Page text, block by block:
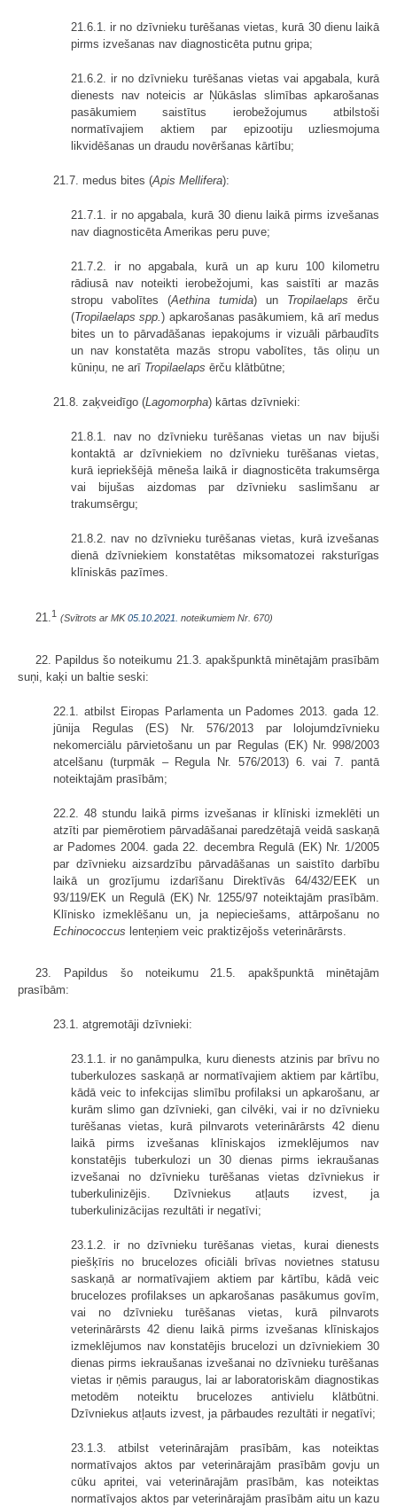
21.6.1. ir no dzīvnieku turēšanas vietas, kurā 30 dienu laikā
pirms izvešanas nav diagnosticēta putnu gripa;
21.6.2. ir no dzīvnieku turēšanas vietas vai apgabala, kurā
dienests nav noteicis ar Ņūkāslas slimības apkarošanas
pasākumiem saistītus ierobežojumus atbilstoši
normatīvajiem aktiem par epizootiju uzliesmojuma
likvidēšanas un draudu novēršanas kārtību;
21.7. medus bites (Apis Mellifera):
21.7.1. ir no apgabala, kurā 30 dienu laikā pirms izvešanas
nav diagnosticēta Amerikas peru puve;
21.7.2. ir no apgabala, kurā un ap kuru 100 kilometru
rādiusā nav noteikti ierobežojumi, kas saistīti ar mazās
stropu vabolītes (Aethina tumida) un Tropilaelaps ērču
(Tropilaelaps spp.) apkarošanas pasākumiem, kā arī medus
bites un to pārvadāšanas iepakojums ir vizuāli pārbaudīts
un nav konstatēta mazās stropu vabolītes, tās oliņu un
kūniņu, ne arī Tropilaelaps ērču klātbūtne;
21.8. zaķveidīgo (Lagomorpha) kārtas dzīvnieki:
21.8.1. nav no dzīvnieku turēšanas vietas un nav bijuši
kontaktā ar dzīvniekiem no dzīvnieku turēšanas vietas,
kurā iepriekšējā mēneša laikā ir diagnosticēta trakumsērga
vai bijušas aizdomas par dzīvnieku saslimšanu ar
trakumsērgu;
21.8.2. nav no dzīvnieku turēšanas vietas, kurā izvešanas
dienā dzīvniekiem konstatētas miksomatozei raksturīgas
klīniskās pazīmes.
21. 1 (Svītrots ar MK05.10.2021. noteikumiem Nr. 670)
22. Papildus šo noteikumu 21.3. apakšpunktā minētajām prasībām
suņi, kaķi un baltie seski:
22.1. atbilst Eiropas Parlamenta un Padomes 2013. gada 12.
jūnija Regulas (ES) Nr. 576/2013 par lolojumdzīvnieku
nekomerciālu pārvietošanu un par Regulas (EK) Nr. 998/2003
atcelšanu (turpmāk – Regula Nr. 576/2013) 6. vai 7. pantā
noteiktajām prasībām;
22.2. 48 stundu laikā pirms izvešanas ir klīniski izmeklēti un
atzīti par piemērotiem pārvadāšanai paredzētajā veidā saskaņā
ar Padomes 2004. gada 22. decembra Regulā (EK) Nr. 1/2005
par dzīvnieku aizsardzību pārvadāšanas un saistīto darbību
laikā un grozījumu izdarīšanu Direktīvās 64/432/EEK un
93/119/EK un Regulā (EK) Nr. 1255/97 noteiktajām prasībām.
Klīnisko izmeklēšanu un, ja nepieciešams, attārpošanu no
Echinococcus lenteņiem veic praktizējošs veterinārārsts.
23. Papildus šo noteikumu 21.5. apakšpunktā minētajām
prasībām:
23.1. atgremotāji dzīvnieki:
23.1.1. ir no ganāmpulka, kuru dienests atzinis par brīvu no
tuberkulozes saskaņā ar normatīvajiem aktiem par kārtību,
kādā veic to infekcijas slimību profilaksi un apkarošanu, ar
kurām slimo gan dzīvnieki, gan cilvēki, vai ir no dzīvnieku
turēšanas vietas, kurā pilnvarots veterinārārsts 42 dienu
laikā pirms izvešanas klīniskajos izmeklējumos nav
konstatējis tuberkulozi un 30 dienas pirms iekraušanas
izvešanai no dzīvnieku turēšanas vietas dzīvniekus ir
tuberkulinizējis. Dzīvniekus atļauts izvest, ja
tuberkulinizācijas rezultāti ir negatīvi;
23.1.2. ir no dzīvnieku turēšanas vietas, kurai dienests
piešķīris no brucelozes oficiāli brīvas novietnes statusu
saskaņā ar normatīvajiem aktiem par kārtību, kādā veic
brucelozes profilakses un apkarošanas pasākumus govīm,
vai no dzīvnieku turēšanas vietas, kurā pilnvarots
veterinārārsts 42 dienu laikā pirms izvešanas klīniskajos
izmeklējumos nav konstatējis brucelozi un dzīvniekiem 30
dienas pirms iekraušanas izvešanai no dzīvnieku turēšanas
vietas ir ņēmis paraugus, lai ar laboratoriskām diagnostikas
metodēm noteiktu brucelozes antivielu klātbūtni.
Dzīvniekus atļauts izvest, ja pārbaudes rezultāti ir negatīvi;
23.1.3. atbilst veterinārajām prasībām, kas noteiktas
normatīvajos aktos par veterinārajām prasībām govju un
cūku apritei, vai veterinārajām prasībām, kas noteiktas
normatīvajos aktos par veterinārajām prasībām aitu un kazu